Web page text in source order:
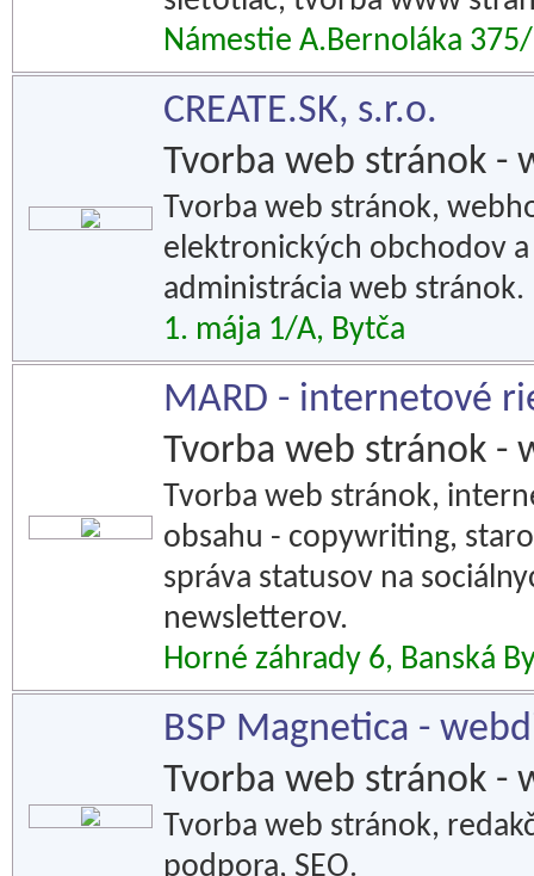
Námestie A.Bernoláka
CREATE.SK, s.r.o.
Tvorba web stránok -
Tvorba web stránok,
elektronických obchodov a
administrácia web stránok.
1. mája 1/A, Bytča
MARD - internetové
Tvorba web stránok -
Tvorba web stránok,
obsahu - copywriting,
správa statusov na
newsletterov.
Horné záhrady 6, Banská
BSP Magnetica -
Tvorba web stránok -
Tvorba web stránok,
podpora, SEO.